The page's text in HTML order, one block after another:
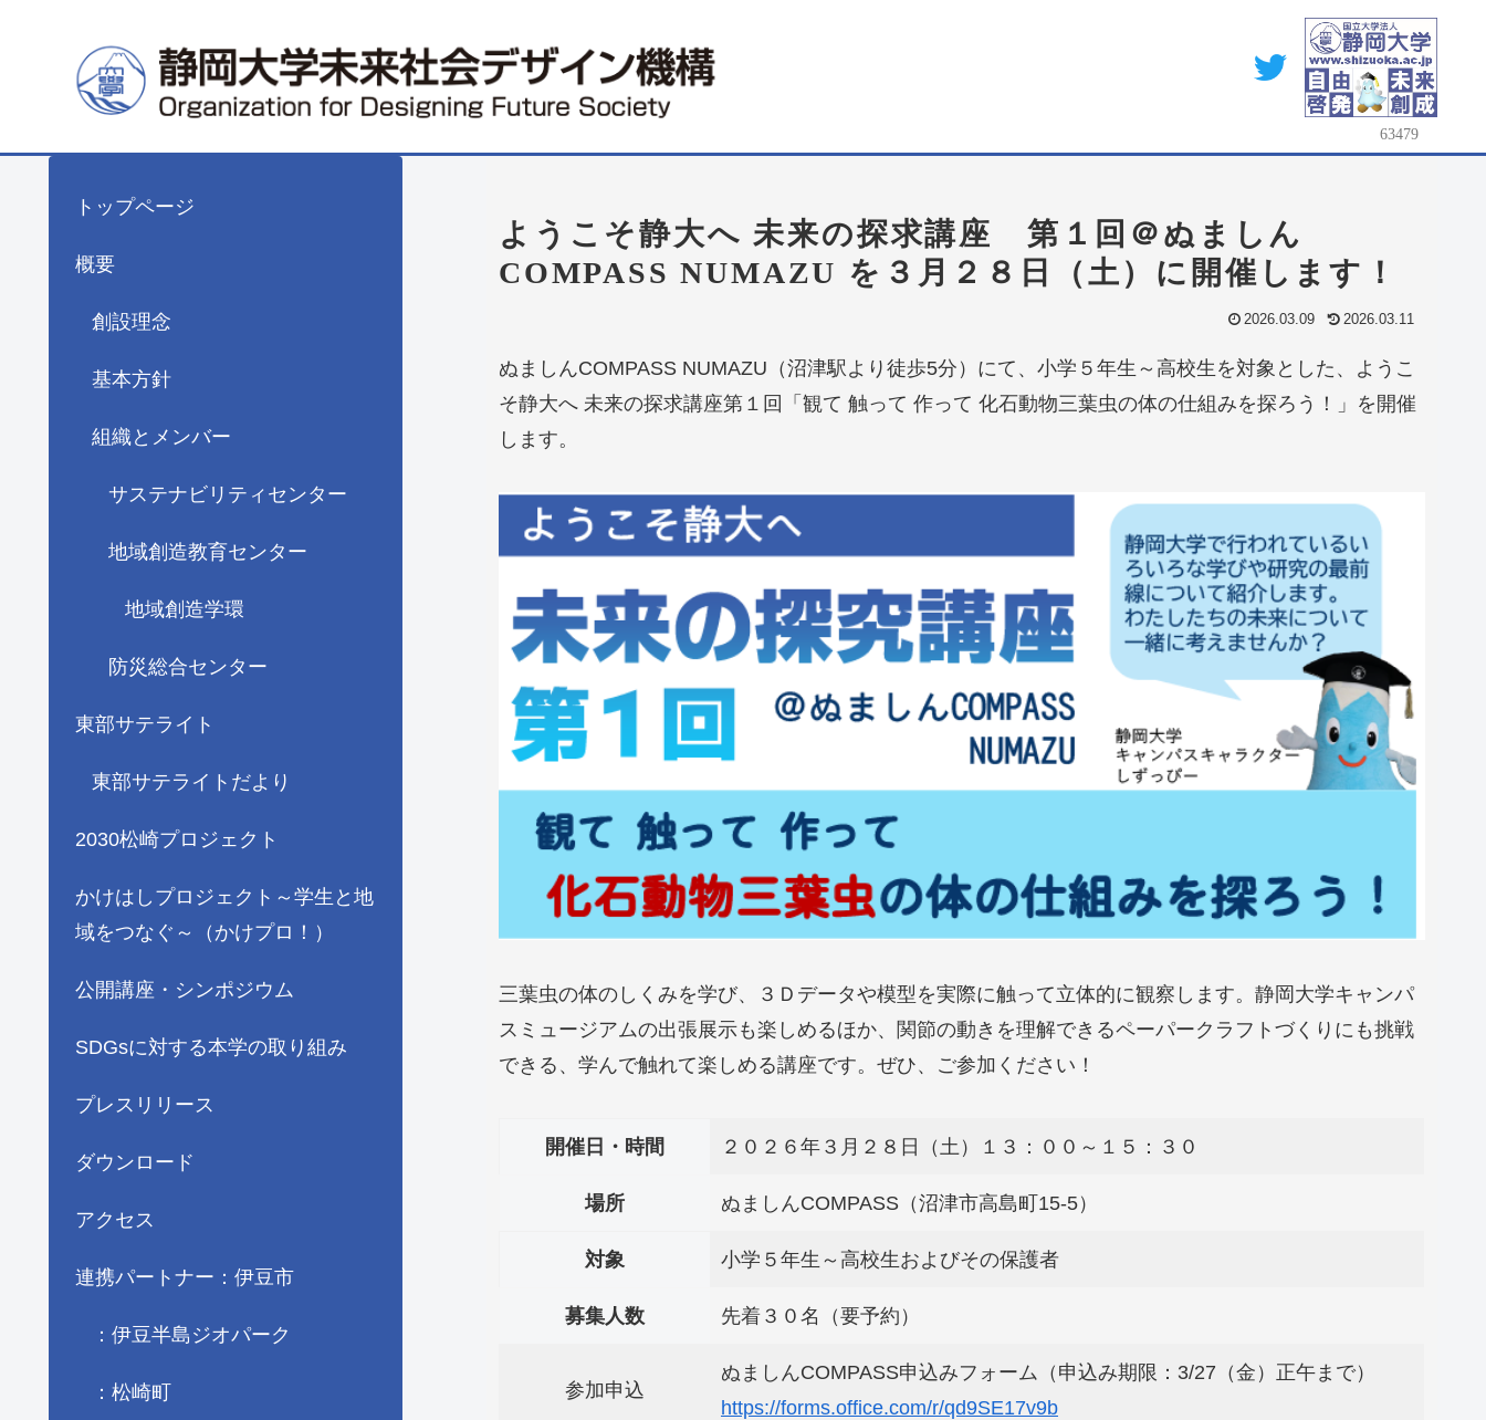
ようこそ静大へ 未来の探求講座 第１回＠ぬましん
COMPASS NUMAZU を３月２８日（土）に開催します！
2026.03.09 2026.03.11
ぬましんCOMPASS NUMAZU（沼津駅より徒歩5分）にて、小学５年生～高校生を対象とした、ようこ
そ静大へ 未来の探求講座第１回「観て 触って 作って 化石動物三葉虫の体の仕組みを探ろう！」を開催
します。
三葉虫の体のしくみを学び、３Ｄデータや模型を実際に触って立体的に観察します。静岡大学キャンパ
スミュージアムの出張展示も楽しめるほか、関節の動きを理解できるペーパークラフトづくりにも挑戦
できる、学んで触れて楽しめる講座です。ぜひ、ご参加ください！
開催日・時間 ２０２６年３月２８日（土）１３：００～１５：３０
場所 ぬましんCOMPASS（沼津市高島町15-5）
対象 小学５年生～高校生およびその保護者
募集人数 先着３０名（要予約）
参加申込
ぬましんCOMPASS申込みフォーム（申込み期限：3/27（金）正午まで）
https://forms.office.com/r/qd9SE17v9b
トップページ
概要
創設理念
基本方針
組織とメンバー
サステナビリティセンター
地域創造教育センター
地域創造学環
防災総合センター
東部サテライト
東部サテライトだより
2030松崎プロジェクト
かけはしプロジェクト～学生と地
域をつなぐ～（かけプロ！）
公開講座・シンポジウム
SDGsに対する本学の取り組み
プレスリリース
ダウンロード
アクセス
連携パートナー：伊豆市
：伊豆半島ジオパーク
：松崎町